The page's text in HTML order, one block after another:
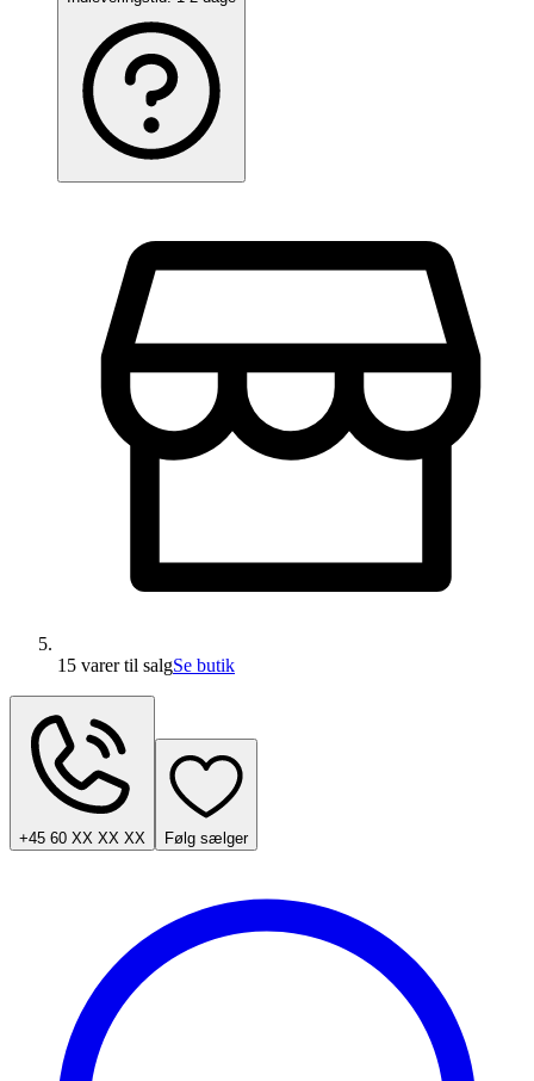
15 varertil salgSe butik
+45 60 XX XX XX Følg sælger